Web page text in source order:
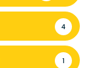
4
1